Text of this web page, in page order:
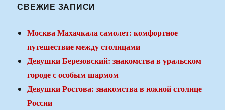
СВЕЖИЕ ЗАПИСИ
Москва Махачкала самолет: комфортное
путешествие между столицами
Девушки Березовский: знакомства в уральском
городе с особым шармом
Девушки Ростова: знакомства в южной столице
России